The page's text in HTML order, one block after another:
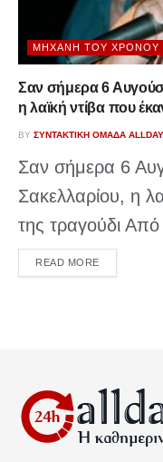
ΜΗΧΑΝΉ ΤΟΥ ΧΡΌΝΟΥ
Σαν σήμερα 6
η λαϊκή ντίβα που
BY ΣΥΝΤΑΚΤΙΚΉ ΟΜΆΔΑ
Σαν σήμερα 6
Σακελλαρίου, η
της τραγούδι
READ MOREDETAILS